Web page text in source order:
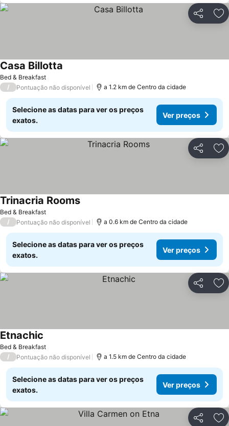
Partilhar
Bed & Breakfast
Casa Billotta
/ Pontuação não disponível a 1.2 km de Centro da cidade
Selecione as datas para ver os preços
exatos.
Ver preços
Partilhar
Bed & Breakfast
Trinacria RoomsVer preços
/ Pontuação não disponível a 0.6 km de Centro da cidade
Selecione as datas para ver os preços
exatos.
Ver preços
Partilhar
Bed & Breakfast
Etnachic
/ Pontuação não disponível a 1.5 km de Centro da cidade
Selecione as datas para ver os preços
exatos.
Ver preços
Partilhar